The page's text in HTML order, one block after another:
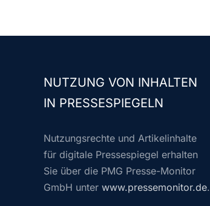
NUTZUNG VON INHALTEN
IN PRESSESPIEGELN
Nutzungsrechte und Artikelinhalte
für digitale Pressespiegel erhalten
Sie über die PMG Presse-Monitor
GmbH unter www.pressemonitor.de.